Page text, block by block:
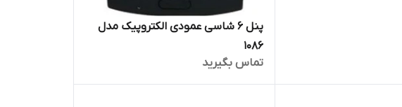
پنل ۶ شاسی عمودی الکتروپیک مدل
۱۰۸۶
تماس بگیرید